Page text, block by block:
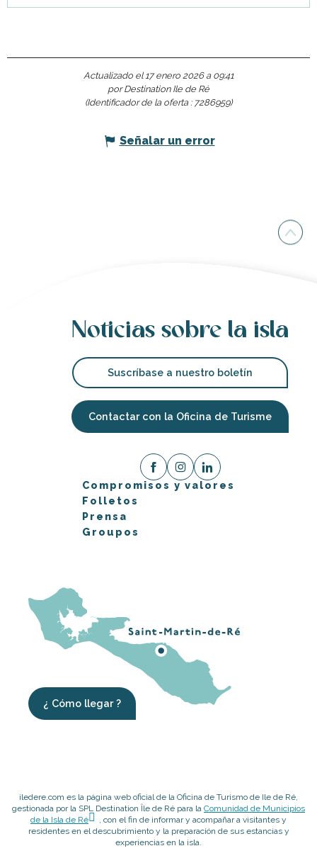
Actualizado el 17 enero 2026 a 09:41
por Destination Ile de Ré
(Identificador de la oferta : 7286959)
Señalar un error
Noticias sobre la isla
Suscríbase a nuestro boletín
Contactar con la Oficina de Turisme
Compromisos y valores
Folletos
Prensa
Groupos
¿ Cómo llegar ?
iledere.com es la página web oficial de la Oficina de Turismo de Ile de Ré,
gestionada por la SPL Destination Île de Ré para la Comunidad de Municipios
de la Isla de Ré
, con el fin de informar y acompañar a visitantes y
residentes en el descubrimiento y la preparación de sus estancias y
experiencias en la isla.